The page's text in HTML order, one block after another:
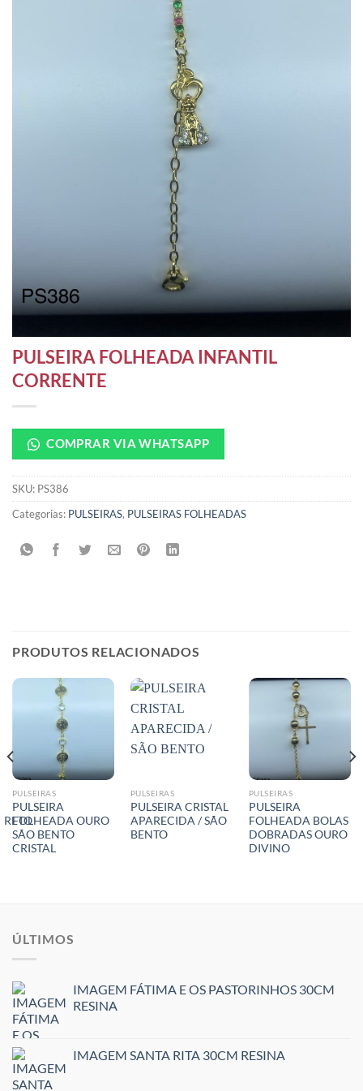
PULSEIRA FOLHEADA INFANTIL
CORRENTE
COMPRAR VIA WHATSAPP
SKU: PS386
Categorias: PULSEIRAS, PULSEIRAS FOLHEADAS
PRODUTOS RELACIONADOS
PULSEIRAS
PULSEIRA
FOLHEADA OURO
SÃO BENTO
CRISTAL
PULSEIRAS
PULSEIRA CRISTAL
APARECIDA / SÃO
BENTO
PULSEIRAS
PULSEIRA
FOLHEADA BOLAS
DOBRADAS OURO
DIVINO
ÚLTIMOS
IMAGEM FÁTIMA E OS PASTORINHOS 30CM
RESINA
IMAGEM SANTA RITA 30CM RESINA